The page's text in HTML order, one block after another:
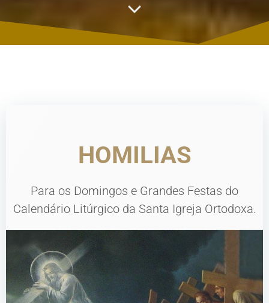
HOMILIAS
Para os Domingos e Grandes Festas do
Calendário Litúrgico da Santa Igreja Ortodoxa.